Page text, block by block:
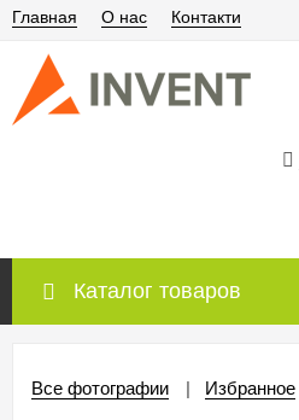
Главная О нас Контакти
Каталог товаров
Все фотографии Избранное